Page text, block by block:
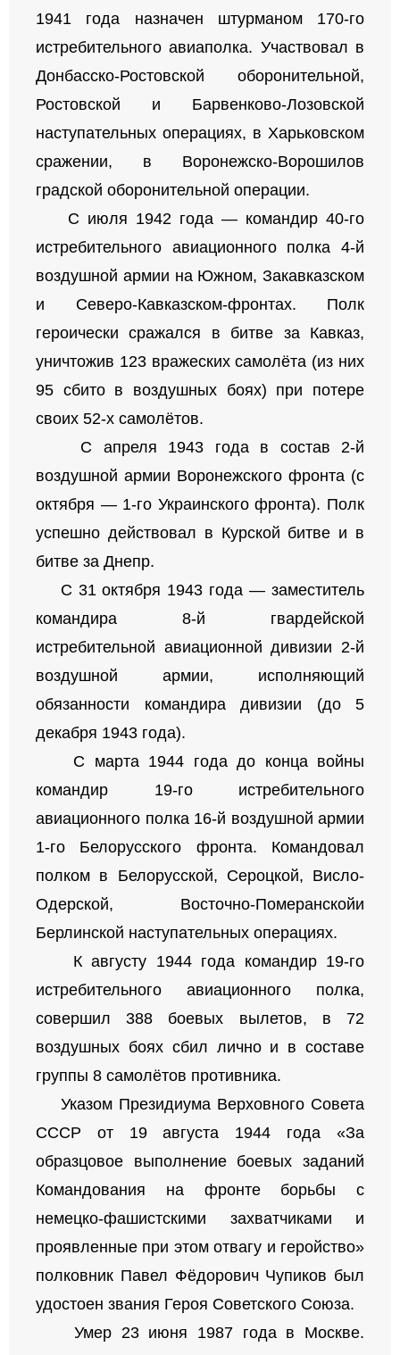
1941 года назначен штурманом 170-го
истребительного авиаполка. Участвовал в
Донбасско-Ростовской оборонительной,
Ростовской и Барвенково-Лозовской
наступательных операциях, в Харьковском
сражении, в Воронежско-Ворошилов
градской оборонительной операции.
С июля 1942 года — командир 40-го
истребительного авиационного полка 4-й
воздушной армии на Южном, Закавказском
и Северо-Кавказском-фронтах. Полк
героически сражался в битве за Кавказ,
уничтожив 123 вражеских самолёта (из них
95 сбито в воздушных боях) при потере
своих 52-х самолётов.
С апреля 1943 года в состав 2-й
воздушной армии Воронежского фронта (с
октября — 1-го Украинского фронта). Полк
успешно действовал в Курской битве и в
битве за Днепр.
С 31 октября 1943 года — заместитель
командира 8-й гвардейской
истребительной авиационной дивизии 2-й
воздушной армии, исполняющий
обязанности командира дивизии (до 5
декабря 1943 года).
С марта 1944 года до конца войны
командир 19-го истребительного
авиационного полка 16-й воздушной армии
1-го Белорусского фронта. Командовал
полком в Белорусской, Сероцкой, Висло-
Одерской, Восточно-Померанскойи
Берлинской наступательных операциях.
К августу 1944 года командир 19-го
истребительного авиационного полка,
совершил 388 боевых вылетов, в 72
воздушных боях сбил лично и в составе
группы 8 самолётов противника.
Указом Президиума Верховного Совета
СССР от 19 августа 1944 года «За
образцовое выполнение боевых заданий
Командования на фронте борьбы с
немецко-фашистскими захватчиками и
проявленные при этом отвагу и геройство»
полковник Павел Фёдорович Чупиков был
удостоен звания Героя Советского Союза.
Умер 23 июня 1987 года в Москве.